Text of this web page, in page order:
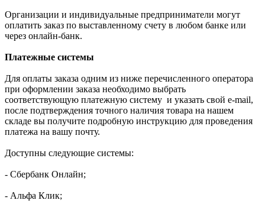
Организации и индивидуальные предприниматели могут
оплатить заказ по выставленному счету в любом банке или
через онлайн-банк.
Платежные системы
Для оплаты заказа одним из ниже перечисленного оператора
при оформлении заказа необходимо выбрать
соответствующую платежную систему и указать свой e-mail,
после подтверждения точного наличия товара на нашем
складе вы получите подробную инструкцию для проведения
платежа на вашу почту.
Доступны следующие системы:
- Сбербанк Онлайн;
- Альфа Клик;